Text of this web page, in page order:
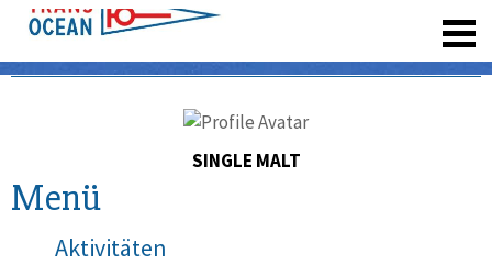
SINGLE MALT
Menü
Aktivitäten